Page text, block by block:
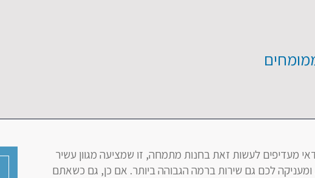
מעדיפים לעשות זאת בחנות מתמחה, זו שמציעה מגוון עשיר
ומעניקה לכם גם שירות ברמה הגבוהה ביותר. אם כן, גם כשאתם